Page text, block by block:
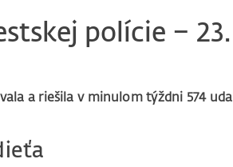
polície –
a riešila v minulom týždni 574